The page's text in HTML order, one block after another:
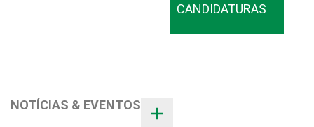
CANDIDATURAS
NOTÍCIAS & EVENTOS